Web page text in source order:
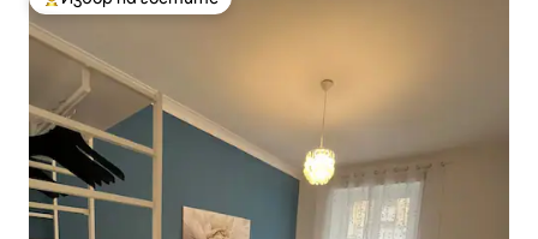
Най-популярен избор на гостите